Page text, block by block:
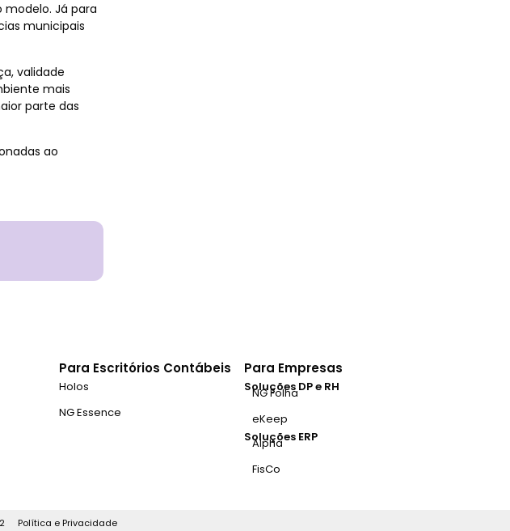
Já para
municipais
validade
mais
parte das
ao
Para Escritórios Contábeis
Holos
NG Essence
Para Empresas
Soluções DP e RH
NG Folha
eKeep
Soluções ERP
Alpha
FisCo
Política e Privacidade